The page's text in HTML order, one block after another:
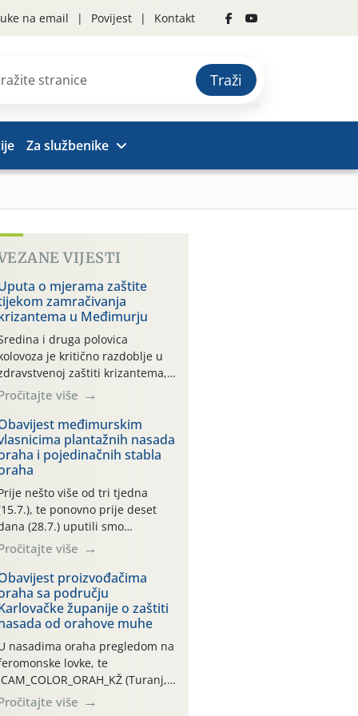
na email Povijest Kontakt
Traži
Za službenike
VIJESTI
o mjerama zaštite
zamračivanja
u Međimurju
i druga polovica
je kritično razdoblje u
zaštiti krizantema,
prije zamračivanja u proteklom
smo mjesecu tri puta upućivali
o preventivnim
zaštite krizantema od
uzročnika bolesti,
i fito-fagnih grinja (23.7.,
06.7.)! Na početku ovog
je zabilježeno je
i ekstremno vruće
razdoblje, uz
temperature […]
više
međimurskim
plantažnih nasada
i pojedinačnih stabla
nešto više od tri tjedna
te ponovno prije deset
(28.7.) uputili smo
vlasnicima plantažnih
nasada oraha i pojedinačnih
o početku leta i
potrebi usmjerenog
orahove muhe
completa)! Već
dana traje drugi
“toplinski udar”, koji
naročito izražen zadnja šest
(31.7.-05.8.), jer najviše
zraka svakodnevno
više
proizvođačima
sa području
županije o zaštiti
od orahove muhe
nasadima oraha pregledom na
lovke, te
CAM_COLOR_ORAH_KŽ (Turanj,
zabilježena je mala
više